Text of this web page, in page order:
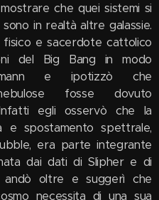
che quei sistemi si
in realtà altre galassie.
fisico e sacerdote cattolico
del Big Bang in modo
e ipotizzò che
fosse dovuto
egli osservò che la
e spostamento spettrale,
era parte integrante
dai dati di Slipher e di
andò oltre e suggerì che
necessita di una sua